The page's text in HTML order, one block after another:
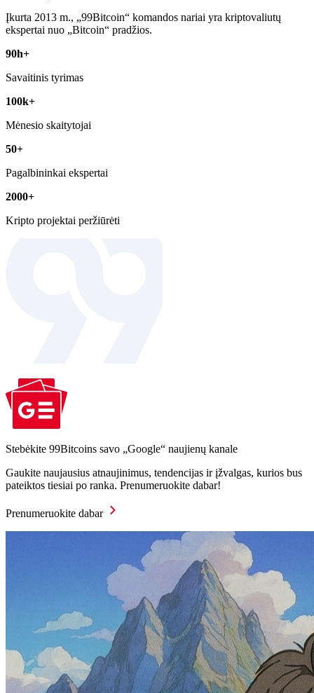
Įkurta 2013 m., „99Bitcoin“ komandos nariai yra kriptovaliutų
ekspertai nuo „Bitcoin“ pradžios.
90h+
Savaitinis tyrimas
100k+
Mėnesio skaitytojai
50+
Pagalbininkai ekspertai
2000+
Kripto projektai peržiūrėti
Stebėkite 99Bitcoins savo „Google“ naujienų kanale
Gaukite naujausius atnaujinimus, tendencijas ir įžvalgas, kurios bus
pateiktos tiesiai po ranka. Prenumeruokite dabar!
Prenumeruokite dabar